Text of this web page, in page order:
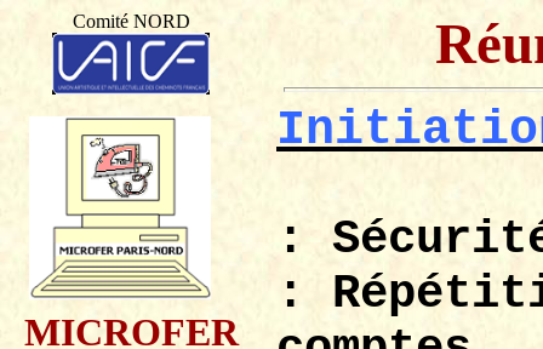
Comité NORD
MICROFER
Initiation
:
: